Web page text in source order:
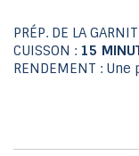
PRÉP. DE LA
CUISSON : 15
RENDEMENT :